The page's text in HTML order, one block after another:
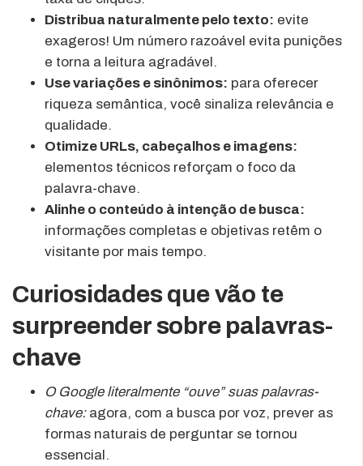
Distribua naturalmente pelo texto: evite
exageros! Um número razoável evita punições
e torna a leitura agradável.
Use variações e sinônimos: para oferecer
riqueza semântica, você sinaliza relevância e
qualidade.
Otimize URLs, cabeçalhos e imagens:
elementos técnicos reforçam o foco da
palavra-chave.
Alinhe o conteúdo à intenção de busca:
informações completas e objetivas retêm o
visitante por mais tempo.
Curiosidades que vão te
surpreender sobre palavras-
chave
O Google literalmente “ouve” suas palavras-
chave:agora, com a busca por voz, prever as
formas naturais de perguntar se tornou
essencial.